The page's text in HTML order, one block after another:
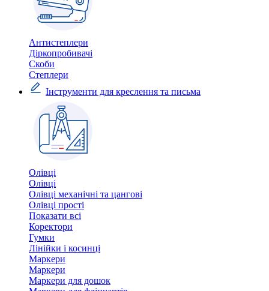
Антистеплери
Діркопробивачі
Скоби
Степлери
Інструменти для креслення та письма
Олівці
Олівці
Олівці механічні та цангові
Олівці прості
Показати всі
Коректори
Гумки
Лінійки і косинці
Маркери
Маркери
Маркери для дошок